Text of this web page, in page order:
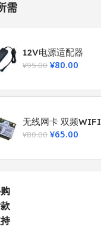
需
12V电源适配器
¥95.00 ¥80.00
无线网卡 双频WIFI
¥80.00 ¥65.00